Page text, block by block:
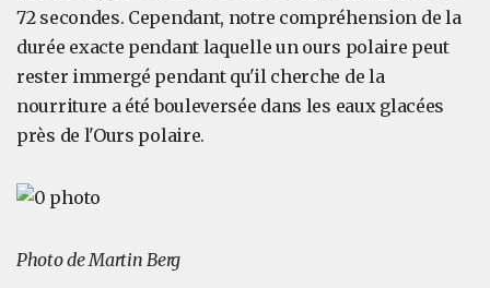
72 secondes. Cependant, notre compréhension de la
durée exacte pendant laquelle un ours polaire peut
rester immergé pendant qu'il cherche de la
nourriture a été bouleversée dans les eaux glacées
près de l'Ours polaire.
Photo de Martin Berg